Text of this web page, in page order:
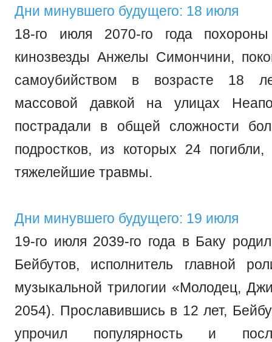
Дни минувшего будущего: 18 июля
18-го июля 2070-го года
кинозвезды Анжелы Симончини,
самоубийством в возрасте 18
массовой давкой на улицах
пострадали в общей сложности
подростков, из которых 24
тяжелейшие травмы.
Дни минувшего будущего: 19 июля
19-го июля 2039-го года в Баку
Бейбутов, исполнитель главной
музыкальной трилогии «Молодец,
2054). Прославившись в 12 лет,
упрочил популярность и